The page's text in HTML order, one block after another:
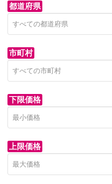
都道府県
市町村
下限価格
上限価格